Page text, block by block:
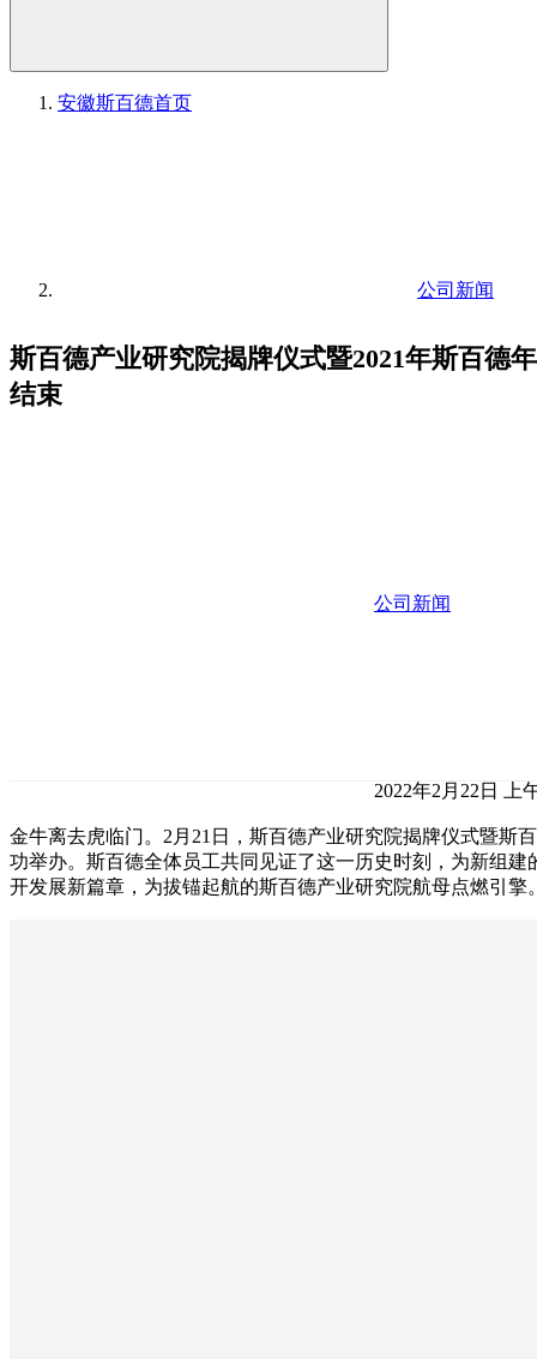
安徽斯百德首页
公司新闻
斯百德产业研究院揭牌仪式暨2021年斯百德
结束
公司新闻
2022年2月22日 上
金牛离去虎临门。2月21日，斯百德产业研究院揭牌仪式暨斯
功举办。斯百德全体员工共同见证了这一历史时刻，为新组建
开发展新篇章，为拔锚起航的斯百德产业研究院航母点燃引擎